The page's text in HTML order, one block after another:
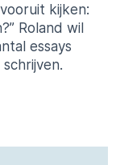
kijken:
Roland wil
essays